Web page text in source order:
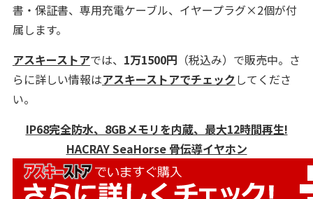
書・保証書、専用充電ケーブル、イヤープラグ×2個が付
属します。
アスキーストアでは、 1万1500円 （税込み）で販売中。さ
らに詳しい情報はアスキーストアでチェックしてくださ
い。
IP68完全防水、8GBメモリを内蔵、最大12時間再生!
HACRAY SeaHorse 骨伝導イヤホン